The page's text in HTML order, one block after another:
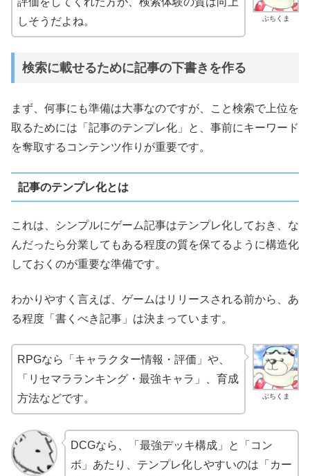
ぶちくま
しそうだよね。
検索に載せるために記事の下書きを作る
まず、何事にも準備は大事なのですが、こと検索で上位を
取るためには「記事のテンプレ化」と、事前にキーワード
を奪取するコンテンツ作りが重要です。
記事のテンプレ化とは
これは、シンプルにゲーム記事はテンプレ化しておき、な
んだったら分業してもある程度の質を保てるように構造化
しておくのが重要な準備です。
わかりやすく言えば、ゲームはリリースされる前から、あ
る程度「書くべき記事」は決まっています。
ぶちくま
RPGなら「キャラクター情報・評価」や、
「リセマラランキング・最強キャラ」、育成
方法などです。
DCGなら、「最強デッキ構成」と「コン
ボ」あたり、テンプレ化しやすいのは「カー